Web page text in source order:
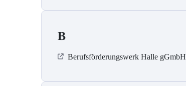
B
Berufsförderungswerk Halle gGmbH